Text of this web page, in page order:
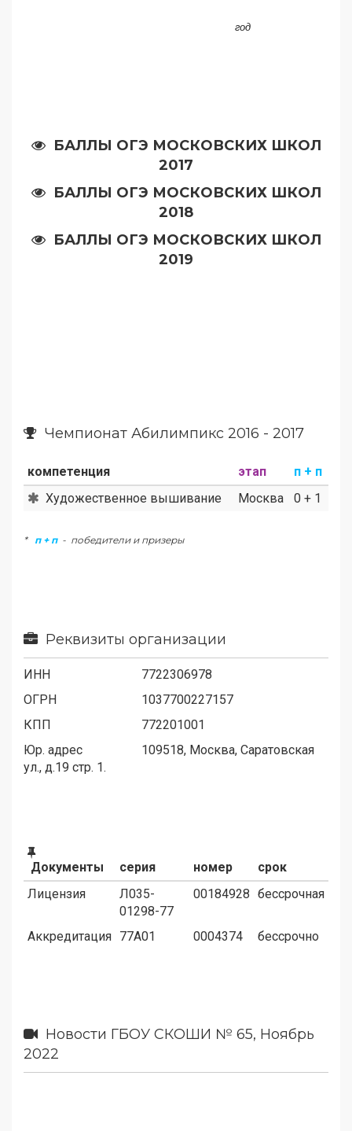
год
БАЛЛЫ ОГЭ МОСКОВСКИХ ШКОЛ
2017
БАЛЛЫ ОГЭ МОСКОВСКИХ ШКОЛ
2018
БАЛЛЫ ОГЭ МОСКОВСКИХ ШКОЛ
2019
Чемпионат Абилимпикс 2016 - 2017
компетенция этап
п + п
Художественное вышивание
Москва 0 + 1
* п + п- победители и призеры
Реквизиты организации
ИНН
7722306978
ОГРН
1037700227157
КПП
772201001
Юр. адрес
109518, Москва, Саратовская
ул., д.19 стр. 1.
Документы серия номер
срок
Лицензия
Л035-
01298-77
00184928 бессрочная
Аккредитация 77А01 0004374 бессрочно
Новости ГБОУ СКОШИ № 65, Ноябрь
2022